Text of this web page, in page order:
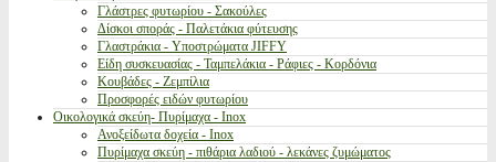
Γλάστρες φυτωρίου - Σακούλες
Δίσκοι σποράς - Παλετάκια φύτευσης
Γλαστράκια - Υποστρώματα JIFFY
Είδη συσκευασίας - Ταμπελάκια - Ράφιες - Κορδόνια
Κουβάδες - Ζεμπίλια
Προσφορές ειδών φυτωρίου
Οικολογικά σκεύη- Πυρίμαχα - Inox
Ανοξείδωτα δοχεία - Inox
Πυρίμαχα σκεύη - πιθάρια λαδιού - λεκάνες ζυμώματος